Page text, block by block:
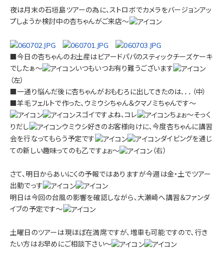
夜は月末の石垣島ツアーの為に、ストロボでカメラをバージョンアッ
プしようか検討中の杏ちゃんがご来店～
■今日の杏ちゃんのお土産はビアードパパのスティックチーズケーキ
でしたぁ～
いつもいつお有り難うございます
（左）
■一通り悩んだ後に杏ちゃんがおもむろに出してきたのは．．．（中）
■羊毛フェルトで作った、ウミウシちゃん＆クマノミちゃんです～
スゴイですよね、コレ
ちょぉ～そっく
りだし
ウミウシ好きのお客様向けに、今度杏ちゃんに講習
会を行なってもらう予定です
ダイビングを通じ
ての新しい趣味ってのも乙ですょぉ～
（右）
さて、明日からあいにくの予報ではありますが今週は金・土でツアー
出動でっす
明日は今回の台風の影響を確認しながら、大瀬崎へ講習＆ファンダ
イブの予定です～
土曜日のツアーは現ほぼ在満席ですが、増車も可能ですので、行き
たい方はお早めにご相談下さい～